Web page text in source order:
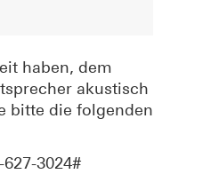
haben, dem
akustisch
bitte die folgenden
3024#